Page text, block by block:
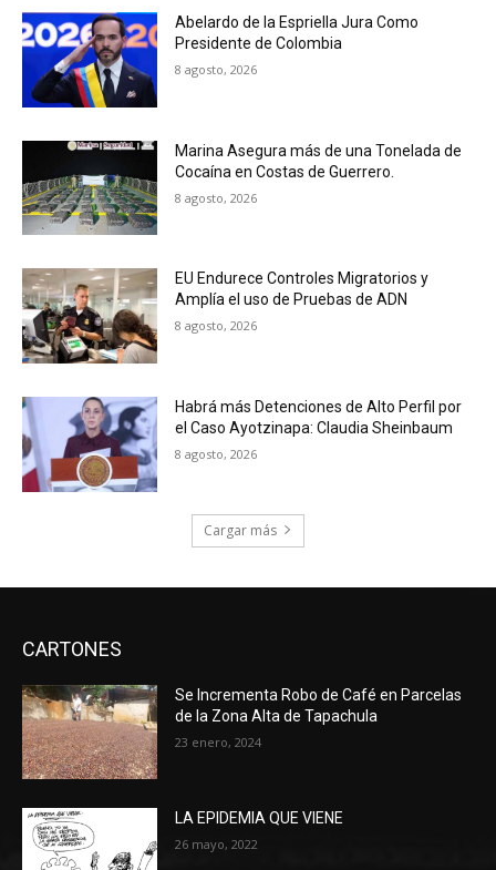
Abelardo de la Espriella Jura Como
Presidente de Colombia
8 agosto, 2026
Marina Asegura más de una Tonelada de
Cocaína en Costas de Guerrero.
8 agosto, 2026
EU Endurece Controles Migratorios y
Amplía el uso de Pruebas de ADN
8 agosto, 2026
Habrá más Detenciones de Alto Perfil por
el Caso Ayotzinapa: Claudia Sheinbaum
8 agosto, 2026
Cargar más
CARTONES
Se Incrementa Robo de Café en Parcelas
de la Zona Alta de Tapachula
23 enero, 2024
LA EPIDEMIA QUE VIENE
26 mayo, 2022